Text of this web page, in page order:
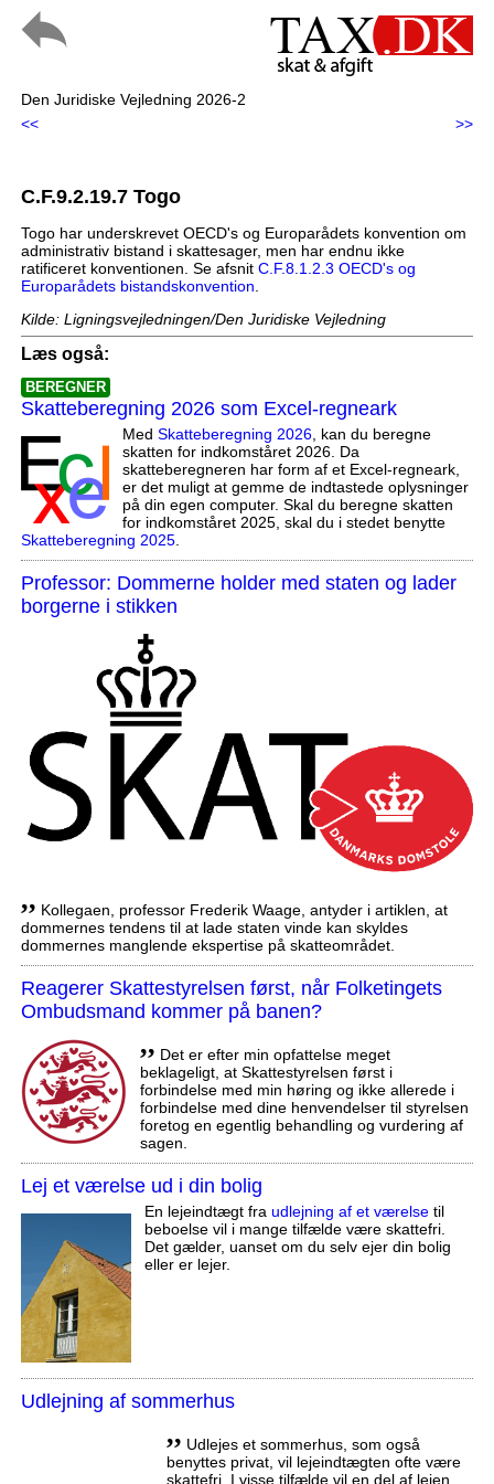
Den Juridiske Vejledning 2026-2
<<
>>
C.F.9.2.19.7 Togo
Togo har underskrevet OECD's og Europarådets konvention om
administrativ bistand i skattesager, men har endnu ikke
ratificeret konventionen. Se afsnit C.F.8.1.2.3 OECD's og
Europarådets bistandskonvention
Kilde: Ligningsvejledningen/Den Juridiske Vejledning
Læs også:
BEREGNER
Skatteberegning 2026 som Excel-regneark
Med Skatteberegning 2026, kan du beregne
skatten for indkomståret 2026. Da
skatteberegneren har form af et Excel-regneark,
er det muligt at gemme de indtastede oplysninger
på din egen computer. Skal du beregne skatten
for indkomståret 2025, skal du i stedet benytte
Skatteberegning 2025.
Professor: Dommerne holder med staten og lader
borgerne i stikken
,, Kollegaen, professor Frederik Waage, antyder i artiklen, at
dommernes tendens til at lade staten vinde kan skyldes
dommernes manglende ekspertise på skatteområdet.
Reagerer Skattestyrelsen først, når Folketingets
Ombudsmand kommer på banen?
,, Det er efter min opfattelse meget
beklageligt, at Skattestyrelsen først i
forbindelse med min høring og ikke allerede i
forbindelse med dine henvendelser til styrelsen
foretog en egentlig behandling og vurdering af
sagen.
Lej et værelse ud i din bolig
En lejeindtægt fra udlejning af et værelsetil
beboelse vil i mange tilfælde være skattefri.
Det gælder, uanset om du selv ejer din bolig
eller er lejer.
Udlejning af sommerhus
,, Udlejes et sommerhus, som også
benyttes privat, vil lejeindtægten ofte være
skattefri. I visse tilfælde vil en del af lejen